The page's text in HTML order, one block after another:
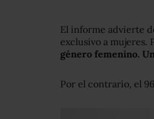
El informe advierte
exclusivo a mujeres.
género femenino.
Por el contrario, el